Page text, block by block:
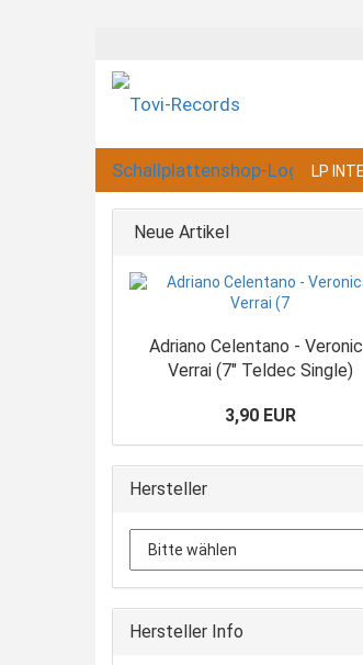
LP
Neue Artikel
Adriano Celentano -
Verrai (7" Teldec Single)
3,90 EUR
Hersteller
Hersteller Info